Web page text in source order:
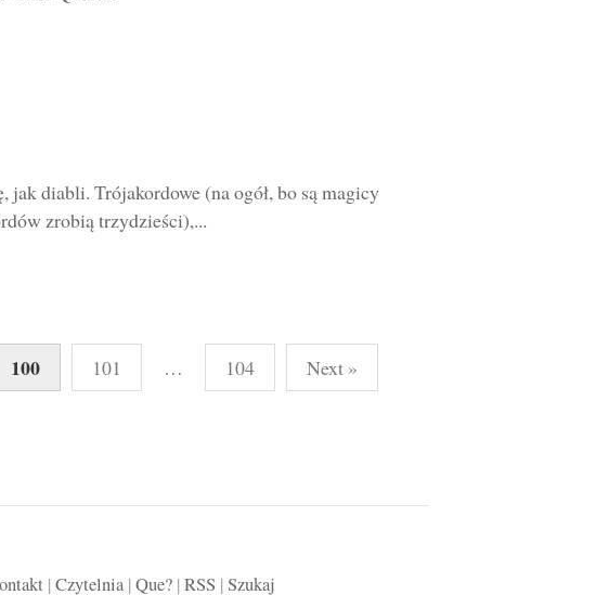
diabli. Trójakordowe (na ogół, bo są magicy
zrobią trzydzieści),...
100 101 … 104 Next »
| Czytelnia| Que?| RSS | Szukaj